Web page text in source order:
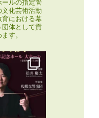
ルの指定管
化芸術活動
における幕
体として貢
す。